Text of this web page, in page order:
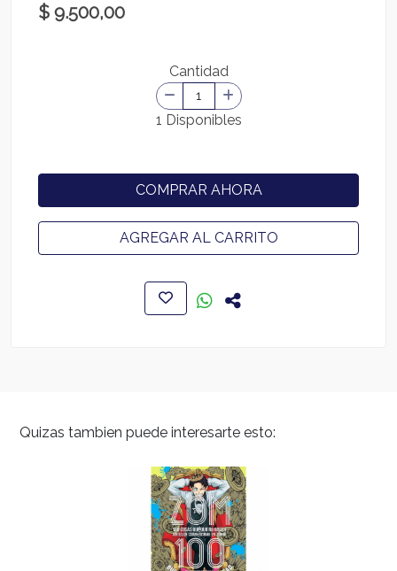
$ 9.500,00
Cantidad
1 Disponibles
COMPRAR AHORA
AGREGAR AL CARRITO
Quizas tambien puede interesarte esto: